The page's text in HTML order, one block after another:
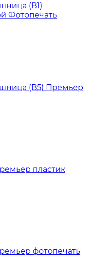
(B1)
Фотопечать
(B5) Премьер
пластик
фотопечать